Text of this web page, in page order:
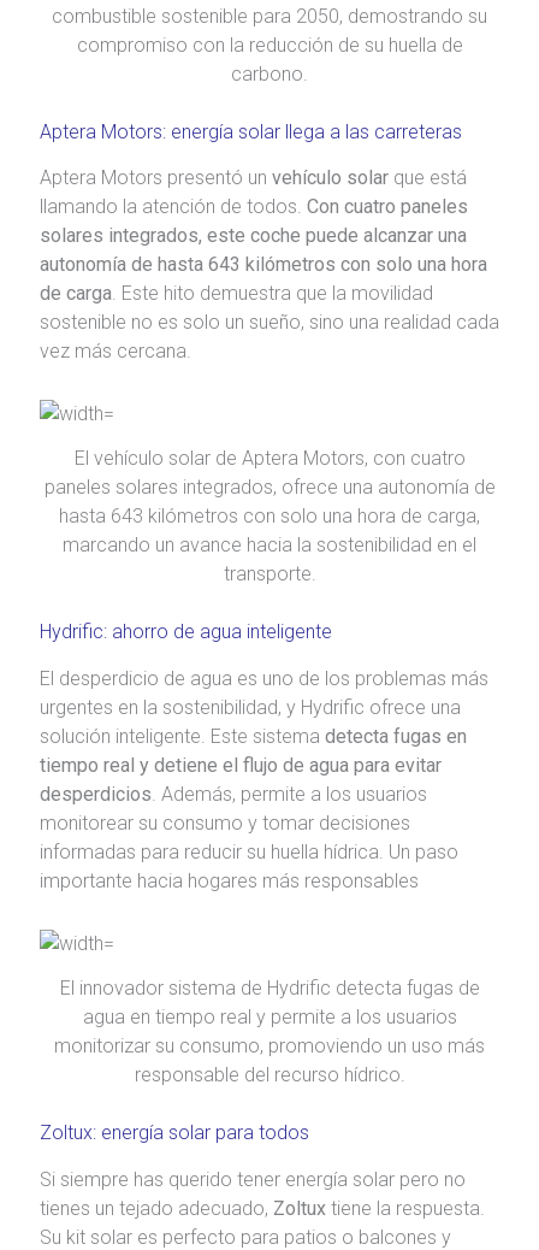
combustible sostenible para 2050, demostrando su
compromiso con la reducción de su huella de
carbono.
Aptera Motors: energía solar llega a las carreteras
Aptera Motors presentó un vehículo solarque está
llamando la atención de todos. Con cuatro paneles
solares integrados, este coche puede alcanzar una
autonomía de hasta 643 kilómetros con solo una hora
de carga. Este hito demuestra que la movilidad
sostenible no es solo un sueño, sino una realidad cada
vez más cercana.
El vehículo solar de Aptera Motors, con cuatro
paneles solares integrados, ofrece una autonomía de
hasta 643 kilómetros con solo una hora de carga,
marcando un avance hacia la sostenibilidad en el
transporte.
Hydrific: ahorro de agua inteligente
El desperdicio de agua es uno de los problemas más
urgentes en la sostenibilidad, y Hydrific ofrece una
solución inteligente. Este sistema detecta fugas en
tiempo real y detiene el flujo de agua para evitar
desperdicios. Además, permite a los usuarios
monitorear su consumo y tomar decisiones
informadas para reducir su huella hídrica. Un paso
importante hacia hogares más responsables
El innovador sistema de Hydrific detecta fugas de
agua en tiempo real y permite a los usuarios
monitorizar su consumo, promoviendo un uso más
responsable del recurso hídrico.
Zoltux: energía solar para todos
Si siempre has querido tener energía solar pero no
tienes un tejado adecuado, Zoltuxtiene la respuesta.
Su kit solar es perfecto para patios o balcones y